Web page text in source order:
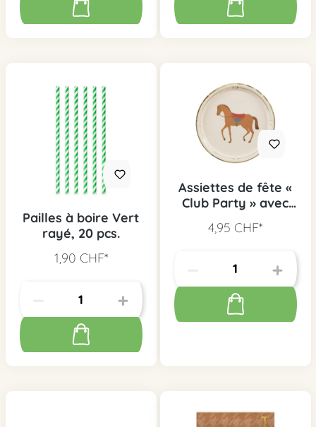
Pailles à boire Vert
rayé, 20 pcs.
1,90 CHF*
Assiettes de fête «
Club Party » avec
pièces
4,95 CHF*